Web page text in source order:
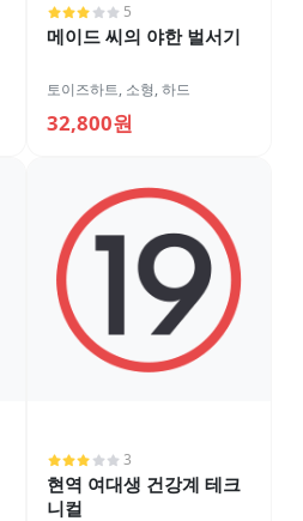
5
메이드 씨의 야한 벌서기
토이즈하트, 소형,하드
32,800원
3
현역 여대생 건강계 테크
니컬